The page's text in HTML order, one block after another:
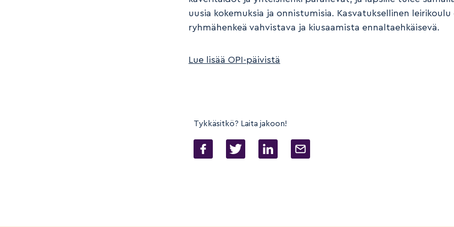
uusia kokemuksia ja onnistumisia. Kasvatuksellinen leirikoulu
ryhmähenkeä vahvistava ja kiusaamista ennaltaehkäisevä.
Lue lisää OPI-päivistä
Tykkäsitkö? Laita jakoon!